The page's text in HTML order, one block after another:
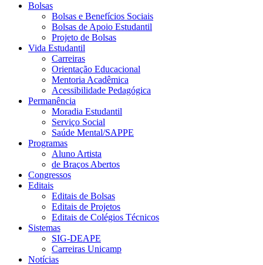
Bolsas
Bolsas e Benefícios Sociais
Bolsas de Apoio Estudantil
Projeto de Bolsas
Vida Estudantil
Carreiras
Orientação Educacional
Mentoria Acadêmica
Acessibilidade Pedagógica
Permanência
Moradia Estudantil
Serviço Social
Saúde Mental/SAPPE
Programas
Aluno Artista
de Braços Abertos
Congressos
Editais
Editais de Bolsas
Editais de Projetos
Editais de Colégios Técnicos
Sistemas
SIG-DEAPE
Carreiras Unicamp
Notícias